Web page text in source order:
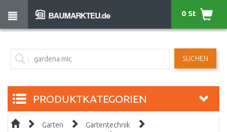
SUCHEN
0 St
PRODUKTKATEGORIEN
Garten
Gartentechnik